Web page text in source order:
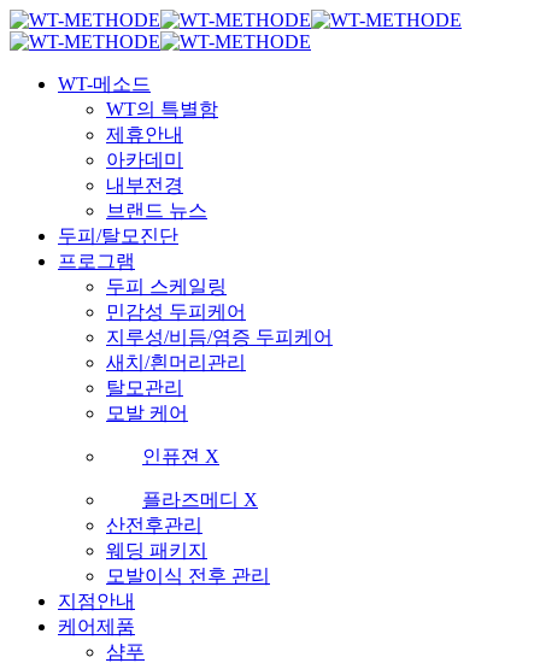
국내 최초 두피케어 브랜드
국내 최초 두피케어 브랜드
Skip
to
content
Menu
WT-메소드
WT의 특별함
제휴안내
아카데미
내부전경
브랜드 뉴스
두피/탈모진단
프로그램
두피 스케일링
민감성 두피케어
지루성/비듬/염증 두피케어
새치/흰머리관리
탈모관리
모발 케어
인퓨젼 X
플라즈메디 X
산전후관리
웨딩 패키지
모발이식 전후 관리
지점안내
케어제품
샴푸